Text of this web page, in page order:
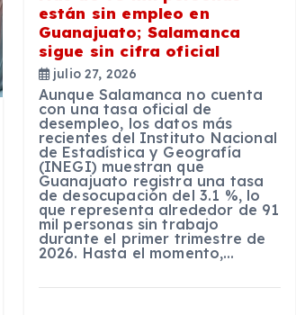
están sin empleo en
Guanajuato; Salamanca
sigue sin cifra oficial
julio 27, 2026
Aunque Salamanca no cuenta
con una tasa oficial de
desempleo, los datos más
recientes del Instituto Nacional
de Estadística y Geografía
(INEGI) muestran que
Guanajuato registra una tasa
de desocupación del 3.1 %, lo
que representa alrededor de 91
mil personas sin trabajo
durante el primer trimestre de
2026. Hasta el momento,…